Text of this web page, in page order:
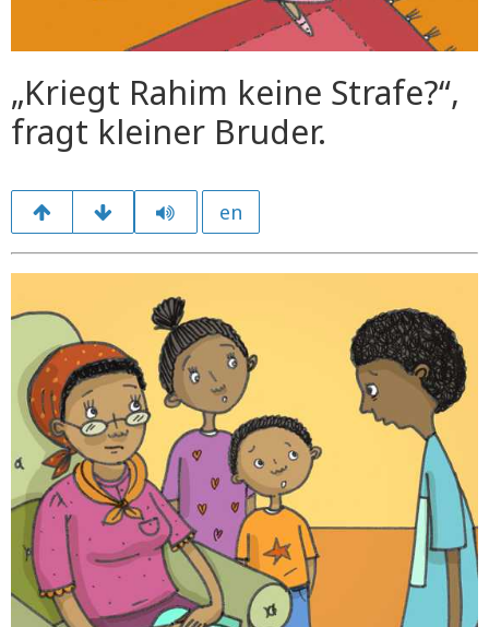
„Kriegt Rahim keine Strafe?“,
fragt kleiner Bruder.
en